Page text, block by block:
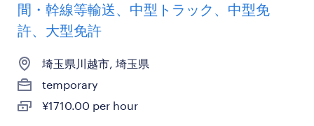
間・幹線等輸送、中型トラック、中型免
許、大型免許
埼玉県川越市, 埼玉県
temporary
¥1710.00 per hour